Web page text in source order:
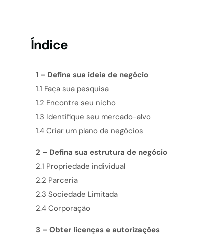
Índice
1 – Defina sua ideia de negócio
1.1 Faça sua pesquisa
1.2 Encontre seu nicho
1.3 Identifique seu mercado-alvo
1.4 Criar um plano de negócios
2 – Defina sua estrutura de negócio
2.1 Propriedade individual
2.2 Parceria
2.3 Sociedade Limitada
2.4 Corporação
3 – Obter licenças e autorizações